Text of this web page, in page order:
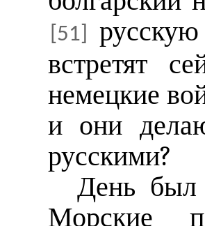
[51]
встретят
немецкие
и они
русскими?
День
Морские